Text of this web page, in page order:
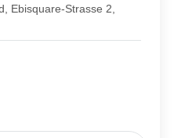
Ebisquare-Strasse 2,